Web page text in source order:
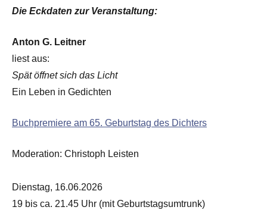
Die Eckdaten zur Veranstaltung:
Anton G. Leitner
liest aus:
Spät öffnet sich das Licht
Ein Leben in Gedichten
Buchpremiere am 65. Geburtstag des Dichters
Moderation: Christoph Leisten
Dienstag­, 16.06.2026
19 bis ca. 21.45 Uhr (mit Geburtstagsumtrunk)